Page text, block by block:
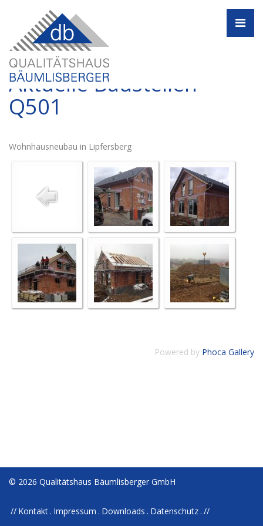
Aktuelle Baustellen -
Q501
Wohnhausneubau in Lipfersberg
Powered by Phoca Gallery
© 2026 Qualitätshaus Bäumlisberger GmbH
Kontakt Impressum Downloads Datenschutz //